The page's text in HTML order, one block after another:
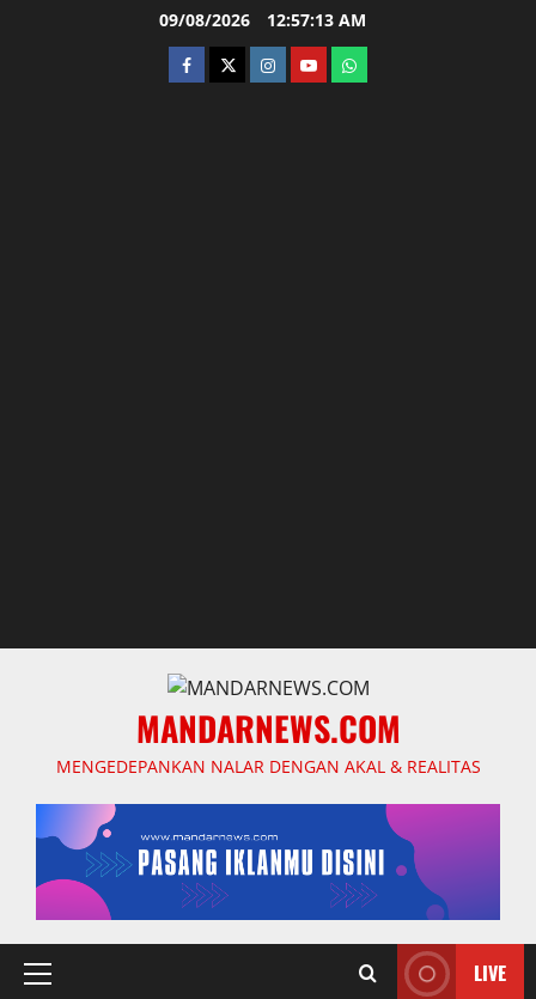
09/08/2026 12:57:14 AM
facebooktwitterinstagram.com
youtubewhatsapp
MANDARNEWS.COM
MENGEDEPANKAN NALAR DENGAN AKAL & REALITAS
Primary
LIVE